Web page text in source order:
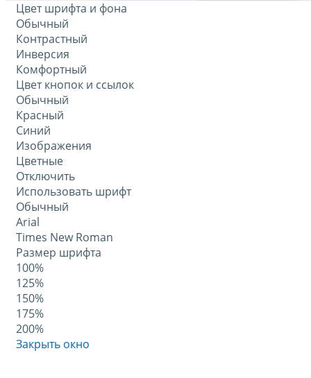
Цвет шрифта и фона
Обычный
Контрастный
Инверсия
Комфортный
Цвет кнопок и ссылок
Обычный
Красный
Синий
Изображения
Цветные
Отключить
Использовать шрифт
Обычный
Arial
Times New Roman
Размер шрифта
100%
125%
150%
175%
200%
Закрыть окно